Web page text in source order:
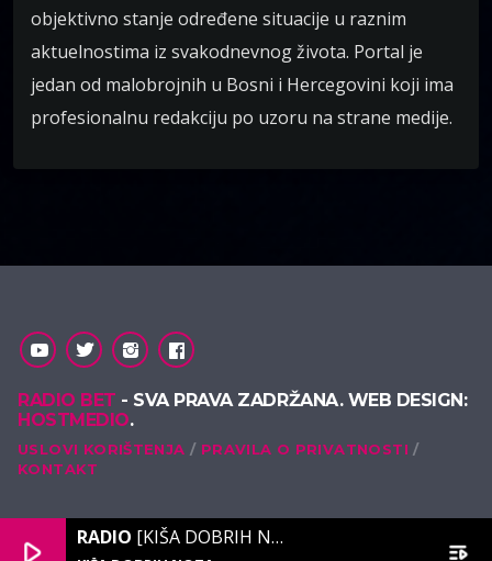
objektivno stanje određene situacije u raznim
aktuelnostima iz svakodnevnog života. Portal je
jedan od malobrojnih u Bosni i Hercegovini koji ima
profesionalnu redakciju po uzoru na strane medije.
RADIO BET - SVA PRAVA ZADRŽANA. WEB DESIGN:
HOSTMEDIO.
USLOVI KORIŠTENJA
PRAVILA O PRIVATNOSTI
KONTAKT
play_arrow RADIO [KIŠA DOBRIH NOTA] playlist_play